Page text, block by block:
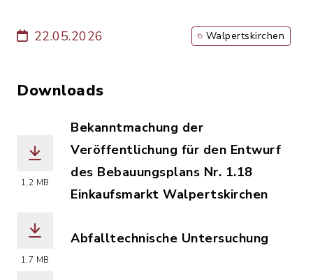
22.05.2026 Walpertskirchen
Downloads
1,2 MB
Bekanntmachung der
Veröffentlichung für den Entwurf
des Bebauungsplans Nr. 1.18
Einkaufsmarkt Walpertskirchen
1,7 MB
Abfalltechnische Untersuchung